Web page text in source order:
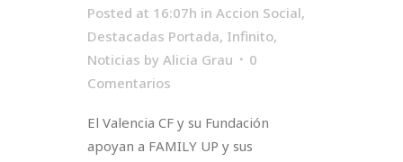
Posted at 16:07h in Accion Social,
Destacadas Portada, Infinito,
Noticias by Alicia Grau
0
Comentarios
El Valencia CF y su Fundación
apoyan a FAMILY UP y sus